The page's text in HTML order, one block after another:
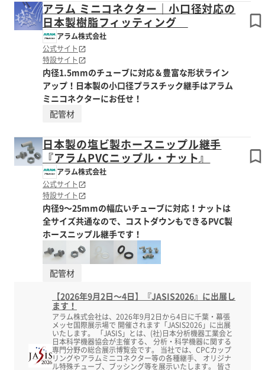
アラム ミニコネクター｜小口径対応の
日本製樹脂フィッティング
アラム株式会社
公式サイト
特設サイト
内径1.5mmのチューブに対応＆豊富な形状ライン
アップ！日本製の小口径プラスチック継手はアラム
ミニコネクターにお任せ！
配管材
日本製の塩ビ製ホースニップル継手
『アラムPVCニップル・ナット』
アラム株式会社
公式サイト
特設サイト
内径9～25mmの幅広いチューブに対応！ナットは
全サイズ共通なので、コストダウンもできるPVC製
ホースニップル継手です！
配管材
【2026年9月2日～4日】『JASIS2026』に出展し
ます！
アラム株式会社は、2026年9月2日から4日に千葉・幕張
メッセ国際展示場で 開催されます「JASIS2026」に出展
いたします。 「JASIS」とは、(社)日本分析機器工業会と
日本科学機器協会が主催する、 分析・科学機器に関する
専門分野の総合展示博覧会です。 当社では、CPCカップ
リングやアラムミニコネクター等の各種継手、 オリジナ
ル特殊チューブ、ブッシング等を展示いたします。 皆さ